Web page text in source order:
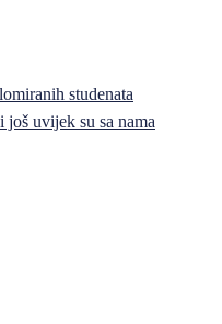
studenata
uvijek su sa nama